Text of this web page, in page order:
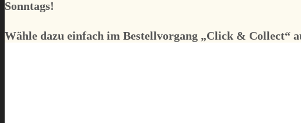
Sonntags!
Wähle dazu einfach im Bestellvorgang „Click & Collect“